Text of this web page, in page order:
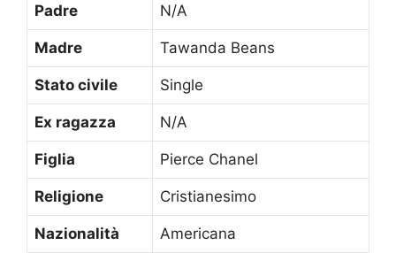
Padre N/A
Madre Tawanda Beans
Stato civile Single
Ex ragazza N/A
Figlia Pierce Chanel
Religione Cristianesimo
Nazionalità Americana